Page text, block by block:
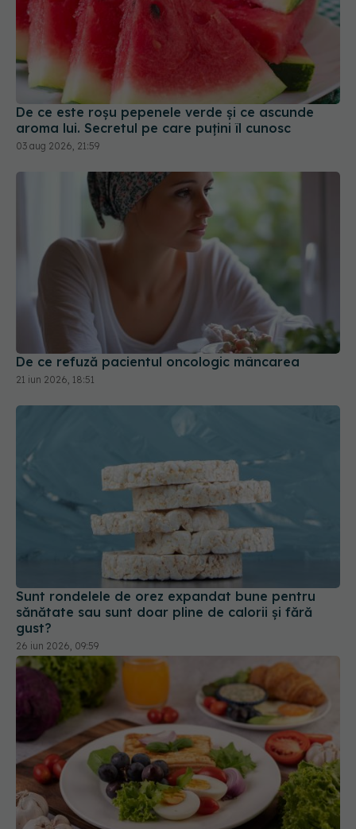
De ce este roșu pepenele verde și ce ascunde
aroma lui. Secretul pe care puțini îl cunosc
03 aug 2026, 21:59
De ce refuză pacientul oncologic mâncarea
21 iun 2026, 18:51
Sunt rondelele de orez expandat bune pentru
sănătate sau sunt doar pline de calorii și fără
gust?
26 iun 2026, 09:59